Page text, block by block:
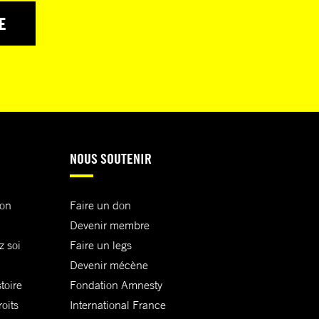
soi
NOUS SOUTENIR
Faire un don
Devenir membre
Faire un legs
Devenir mécène
Fondation Amnesty
International France